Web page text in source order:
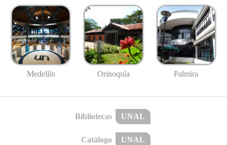
Medellín Orinoquía Palmira
Bibliotecas UNAL
Catálogo UNAL